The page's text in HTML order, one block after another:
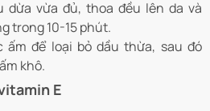
dừa vừa đủ, thoa đều lên da và
trong 10-15 phút.
ấm để loại bỏ dầu thừa, sau đó
khô.
E